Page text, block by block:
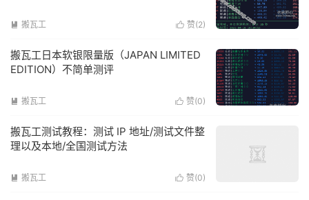
 赞(2)
 搬瓦工
搬瓦工日本软银限量版（JAPAN LIMITED
EDITION）不简单测评
 赞(0)
 搬瓦工
搬瓦工测试教程：测试 IP 地址/测试文件整
理以及本地/全国测试方法
 赞(0)
 搬瓦工